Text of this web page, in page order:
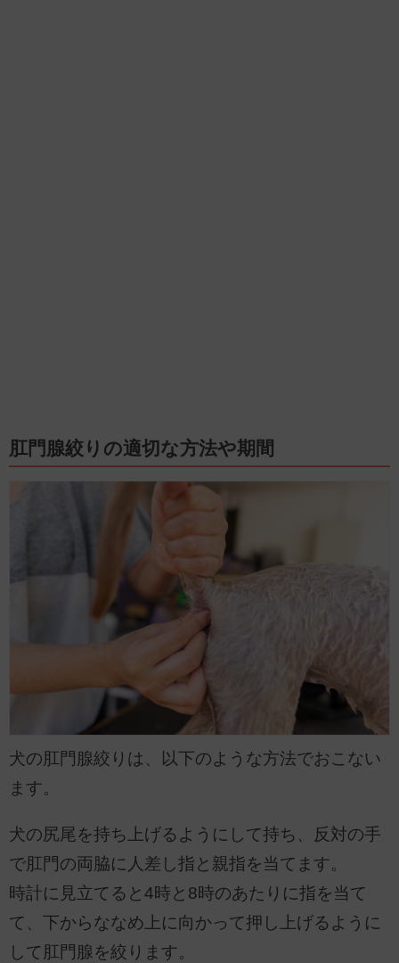
肛門腺絞りの適切な方法や期間
犬の肛門腺絞りは、以下のような方法でおこない
ます。
犬の尻尾を持ち上げるようにして持ち、反対の手
で肛門の両脇に人差し指と親指を当てます。
時計に見立てると4時と8時のあたりに指を当て
て、下からななめ上に向かって押し上げるように
して肛門腺を絞ります。